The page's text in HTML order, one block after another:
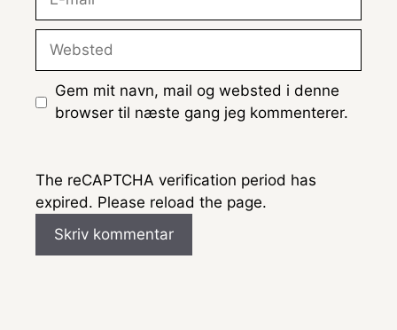
Websted
Gem mit navn, mail og websted i denne
browser til næste gang jeg kommenterer.
The reCAPTCHA verification period has
expired. Please reload the page.